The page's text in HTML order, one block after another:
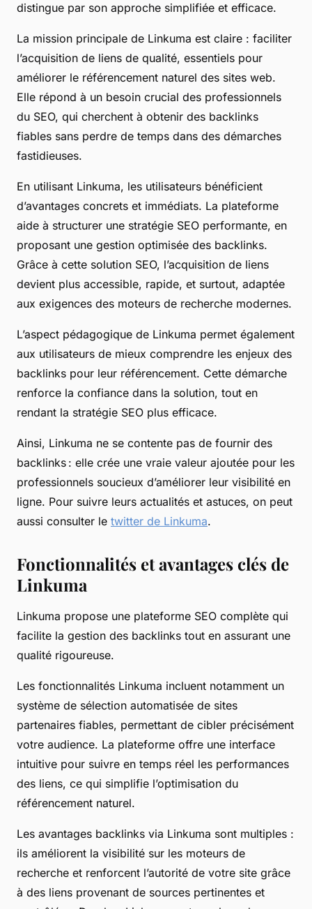
distingue par son approche simplifiée et efficace.
La mission principale de Linkuma est claire : faciliter
l’acquisition de liens de qualité, essentiels pour
améliorer le référencement naturel des sites web.
Elle répond à un besoin crucial des professionnels
du SEO, qui cherchent à obtenir des backlinks
fiables sans perdre de temps dans des démarches
fastidieuses.
En utilisant Linkuma, les utilisateurs bénéficient
d’avantages concrets et immédiats. La plateforme
aide à structurer une stratégie SEO performante, en
proposant une gestion optimisée des backlinks.
Grâce à cette solution SEO, l’acquisition de liens
devient plus accessible, rapide, et surtout, adaptée
aux exigences des moteurs de recherche modernes.
L’aspect pédagogique de Linkuma permet également
aux utilisateurs de mieux comprendre les enjeux des
backlinks pour leur référencement. Cette démarche
renforce la confiance dans la solution, tout en
rendant la stratégie SEO plus efficace.
Ainsi, Linkuma ne se contente pas de fournir des
backlinks : elle crée une vraie valeur ajoutée pour les
professionnels soucieux d’améliorer leur visibilité en
ligne. Pour suivre leurs actualités et astuces, on peut
aussi consulter le twitter de Linkuma.
Fonctionnalités et avantages clés de
Linkuma
Linkuma propose une plateforme SEO complète qui
facilite la gestion des backlinks tout en assurant une
qualité rigoureuse.
Les fonctionnalités Linkuma incluent notamment un
système de sélection automatisée de sites
partenaires fiables, permettant de cibler précisément
votre audience. La plateforme offre une interface
intuitive pour suivre en temps réel les performances
des liens, ce qui simplifie l’optimisation du
référencement naturel.
Les avantages backlinks via Linkuma sont multiples :
ils améliorent la visibilité sur les moteurs de
recherche et renforcent l’autorité de votre site grâce
à des liens provenant de sources pertinentes et